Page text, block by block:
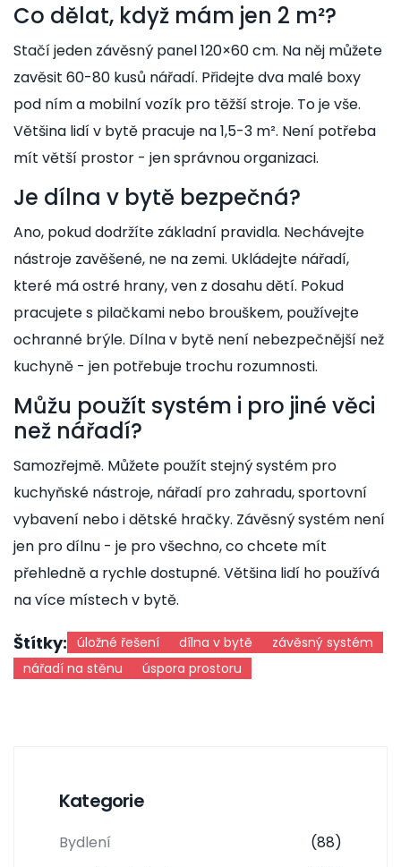
Co dělat, když mám jen 2 m²?
Stačí jeden závěsný panel 120×60 cm. Na něj můžete
zavěsit 60-80 kusů nářadí. Přidejte dva malé boxy
pod ním a mobilní vozík pro těžší stroje. To je vše.
Většina lidí v bytě pracuje na 1,5-3 m². Není potřeba
mít větší prostor - jen správnou organizaci.
Je dílna v bytě bezpečná?
Ano, pokud dodržíte základní pravidla. Nechávejte
nástroje zavěšené, ne na zemi. Ukládejte nářadí,
které má ostré hrany, ven z dosahu dětí. Pokud
pracujete s pilačkami nebo brouškem, používejte
ochranné brýle. Dílna v bytě není nebezpečnější než
kuchyně - jen potřebuje trochu rozumnosti.
Můžu použít systém i pro jiné věci
než nářadí?
Samozřejmě. Můžete použít stejný systém pro
kuchyňské nástroje, nářadí pro zahradu, sportovní
vybavení nebo i dětské hračky. Závěsný systém není
jen pro dílnu - je pro všechno, co chcete mít
přehledně a rychle dostupné. Většina lidí ho používá
na více místech v bytě.
Štítky: úložné řešení dílna v bytě
závěsný systém
nářadí na stěnu
úspora prostoru
Kategorie
Bydlení
(88)